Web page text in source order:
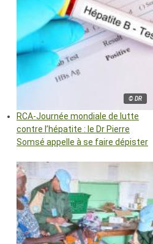
© DR
RCA-Journée mondiale de lutte
contre l’hépatite : le Dr Pierre
Somsé appelle à se faire dépister